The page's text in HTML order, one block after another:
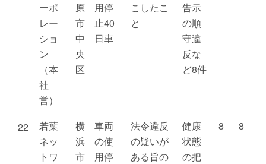
ーポ
レー
ショ
ン
（本
社
営）
原
市
中
央
区
用停
止40
日車
こしたこ
と
告示
の順
守違
反な
ど8件
22
若葉
ネッ
トワ
横
浜
市
車両
の使
用停
法令違反
の疑いが
ある旨の
健康
状態
の把
8 8